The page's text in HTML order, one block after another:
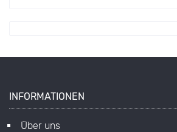
INFORMATIONEN
Über uns